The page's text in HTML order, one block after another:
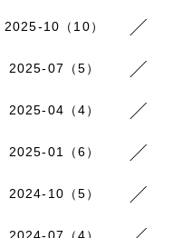
2025-10（10）
2025-07（5）
2025-04（4）
2025-01（6）
2024-10（5）